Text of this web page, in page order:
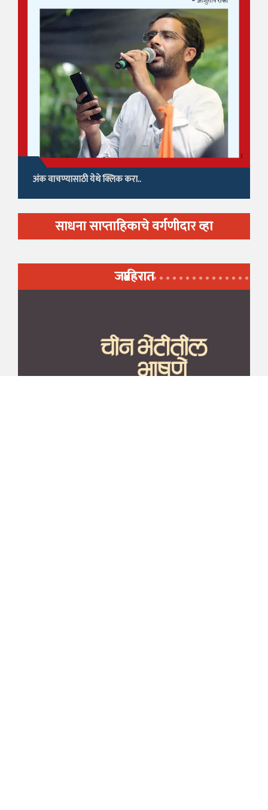
अंक वाचण्यासाठी येथे क्लिक करा..
साधना साप्ताहिकाचे वर्गणीदार व्हा
जाहिरात